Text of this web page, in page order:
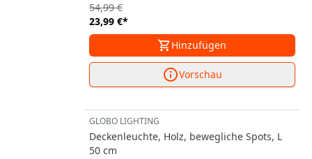
23,99 €*
54,99 €
Hinzufügen
Vorschau
GLOBO LIGHTING
Deckenleuchte, Holz, bewegliche Spots, L
50 cm